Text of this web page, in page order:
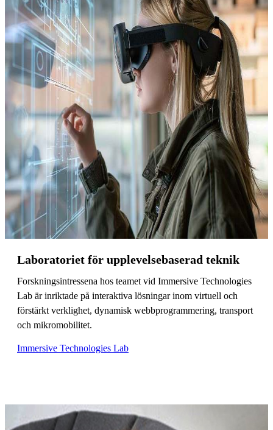
Laboratoriet för upplevelsebaserad teknik
Forskningsintressena hos teamet vid Immersive Technologies
Lab är inriktade på interaktiva lösningar inom virtuell och
förstärkt verklighet, dynamisk webbprogrammering, transport
och mikromobilitet.
Immersive Technologies Lab